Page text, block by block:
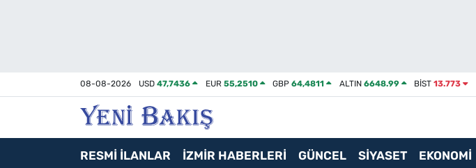
08-08-2026 USD47,7436 EUR 55,2510 GBP64,4811 ALTIN 6648.99 BİST13.773
RESMİ İLANLAR İZMİR HABERLERİ GÜNCEL SİYASET EKONOMİ
Asayiş / Polis-Adliye
Magazin